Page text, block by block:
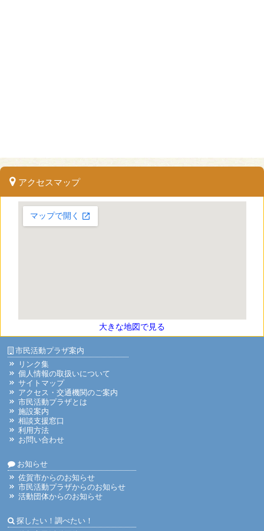
アクセスマップ
大きな地図で見る
市民活動プラザ案内
リンク集
個人情報の取扱いについて
サイトマップ
アクセス・交通機関のご案内
市民活動プラザとは
施設案内
相談支援窓口
利用方法
お問い合わせ
お知らせ
佐賀市からのお知らせ
市民活動プラザからのお知らせ
活動団体からのお知らせ
探したい！調べたい！